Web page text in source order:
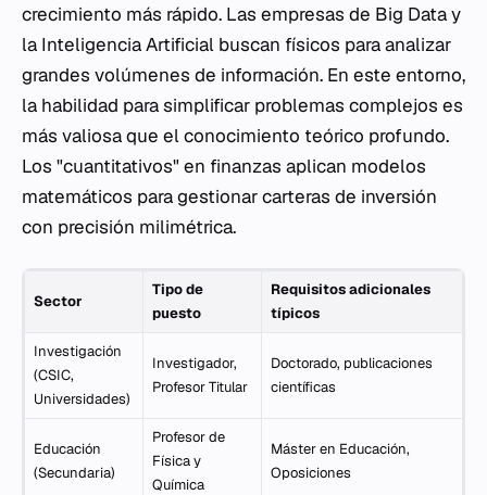
crecimiento más rápido. Las empresas de Big Data y
la Inteligencia Artificial buscan físicos para analizar
grandes volúmenes de información. En este entorno,
la habilidad para simplificar problemas complejos es
más valiosa que el conocimiento teórico profundo.
Los "cuantitativos" en finanzas aplican modelos
matemáticos para gestionar carteras de inversión
con precisión milimétrica.
Sector
Tipo de
puesto
Requisitos adicionales
típicos
Investigación
(CSIC,
Universidades)
Investigador,
Profesor Titular
Doctorado, publicaciones
científicas
Educación
(Secundaria)
Profesor de
Física y
Química
Máster en Educación,
Oposiciones